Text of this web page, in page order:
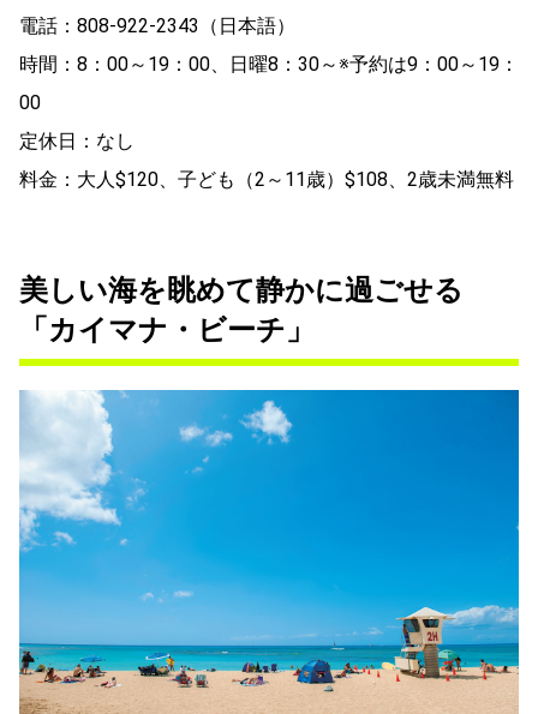
電話：808-922-2343（日本語）
時間：8：00～19：00、日曜8：30～※予約は9：00～19：
00
定休日：なし
料金：大人$120、子ども（2～11歳）$108、2歳未満無料
美しい海を眺めて静かに過ごせる
「カイマナ・ビーチ」